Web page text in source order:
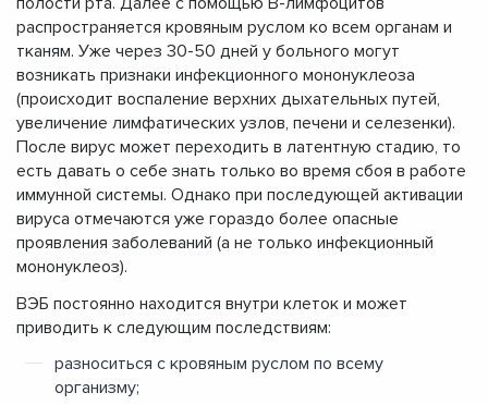
распространяется кровяным руслом ко всем органам и
тканям. Уже через 30-50 дней у больного могут
возникать признаки инфекционного мононуклеоза
(происходит воспаление верхних дыхательных путей,
увеличение лимфатических узлов, печени и селезенки).
После вирус может переходить в латентную стадию, то
есть давать о себе знать только во время сбоя в работе
иммунной системы. Однако при последующей активации
вируса отмечаются уже гораздо более опасные
проявления заболеваний (а не только инфекционный
мононуклеоз).
ВЭБ постоянно находится внутри клеток и может
приводить к следующим последствиям:
разноситься с кровяным руслом по всему
организму;